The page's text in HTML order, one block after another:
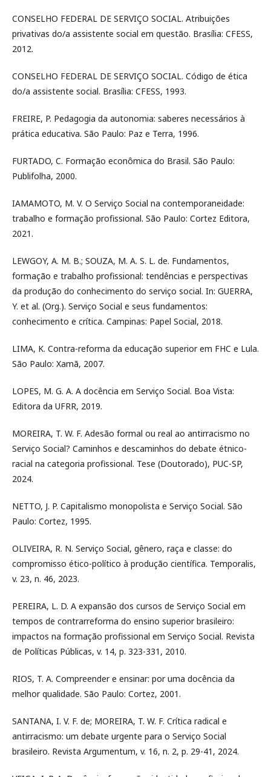
CONSELHO FEDERAL DE SERVIÇO SOCIAL. Atribuições
privativas do/a assistente social em questão. Brasília: CFESS,
2012.
CONSELHO FEDERAL DE SERVIÇO SOCIAL. Código de ética
do/a assistente social. Brasília: CFESS, 1993.
FREIRE, P. Pedagogia da autonomia: saberes necessários à
prática educativa. São Paulo: Paz e Terra, 1996.
FURTADO, C. Formação econômica do Brasil. São Paulo:
Publifolha, 2000.
IAMAMOTO, M. V. O Serviço Social na contemporaneidade:
trabalho e formação profissional. São Paulo: Cortez Editora,
2021.
LEWGOY, A. M. B.; SOUZA, M. A. S. L. de. Fundamentos,
formação e trabalho profissional: tendências e perspectivas
da produção do conhecimento do serviço social. In: GUERRA,
Y. et al. (Org.). Serviço Social e seus fundamentos:
conhecimento e crítica. Campinas: Papel Social, 2018.
LIMA, K. Contra-reforma da educação superior em FHC e Lula.
São Paulo: Xamã, 2007.
LOPES, M. G. A. A docência em Serviço Social. Boa Vista:
Editora da UFRR, 2019.
MOREIRA, T. W. F. Adesão formal ou real ao antirracismo no
Serviço Social? Caminhos e descaminhos do debate étnico-
racial na categoria profissional. Tese (Doutorado), PUC-SP,
2024.
NETTO, J. P. Capitalismo monopolista e Serviço Social. São
Paulo: Cortez, 1995.
OLIVEIRA, R. N. Serviço Social, gênero, raça e classe: do
compromisso ético-político à produção científica. Temporalis,
v. 23, n. 46, 2023.
PEREIRA, L. D. A expansão dos cursos de Serviço Social em
tempos de contrarreforma do ensino superior brasileiro:
impactos na formação profissional em Serviço Social. Revista
de Políticas Públicas, v. 14, p. 323-331, 2010.
RIOS, T. A. Compreender e ensinar: por uma docência da
melhor qualidade. São Paulo: Cortez, 2001.
SANTANA, I. V. F. de; MOREIRA, T. W. F. Crítica radical e
antirracismo: um debate urgente para o Serviço Social
brasileiro. Revista Argumentum, v. 16, n. 2, p. 29-41, 2024.